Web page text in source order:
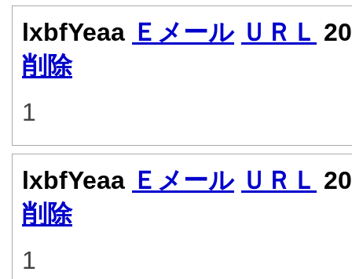
lxbfYeaa Ｅメール ＵＲＬ
削除
1
lxbfYeaa Ｅメール ＵＲＬ
削除
1